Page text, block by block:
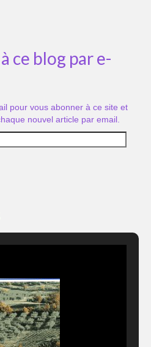
ce blog par e-
pour vous abonner à ce site et
nouvel article par email.